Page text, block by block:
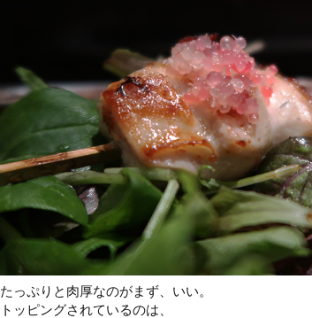
たっぷりと肉厚なのがまず、いい。
トッピングされているのは、